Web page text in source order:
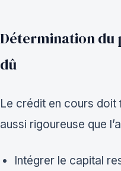
Détermination du
dû
Le crédit en cours doit
aussi rigoureuse que
Intégrer le capital